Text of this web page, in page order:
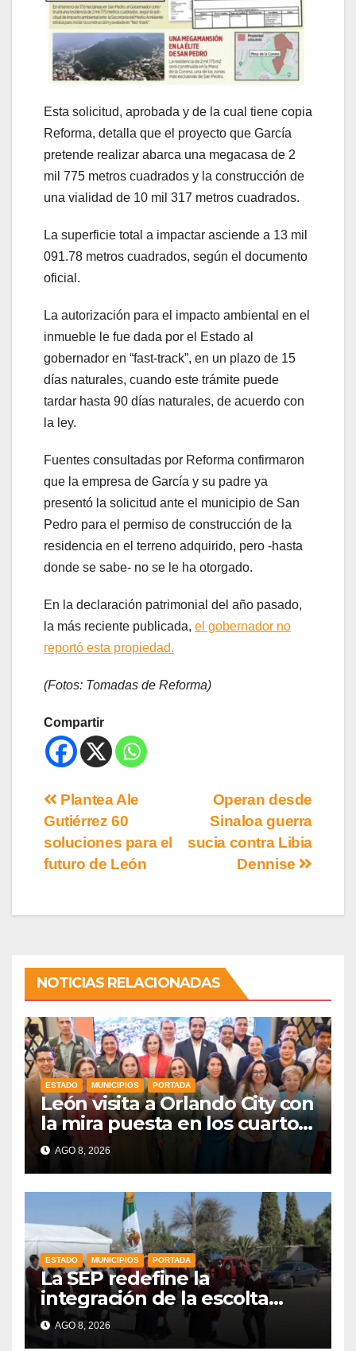
Esta solicitud, aprobada y de la cual tiene copia
Reforma, detalla que el proyecto que García
pretende realizar abarca una megacasa de 2
mil 775 metros cuadrados y la construcción de
una vialidad de 10 mil 317 metros cuadrados.
La superficie total a impactar asciende a 13 mil
091.78 metros cuadrados, según el documento
oficial.
La autorización para el impacto ambiental en el
inmueble le fue dada por el Estado al
gobernador en “fast-track”, en un plazo de 15
días naturales, cuando este trámite puede
tardar hasta 90 días naturales, de acuerdo con
la ley.
Fuentes consultadas por Reforma confirmaron
que la empresa de García y su padre ya
presentó la solicitud ante el municipio de San
Pedro para el permiso de construcción de la
residencia en el terreno adquirido, pero -hasta
donde se sabe- no se le ha otorgado.
En la declaración patrimonial del año pasado,
la más reciente publicada, el gobernador no
reportó esta propiedad.
(Fotos: Tomadas de Reforma)
Compartir
Operan desde
Sinaloa guerra
sucia contra Libia
Dennise
Plantea Ale
Gutiérrez 60
soluciones para el
futuro de León
NOTICIAS RELACIONADAS
ESTADO MUNICIPIOS PORTADA
León visita a Orlando City con
la mira puesta en los cuartos
de final
AGO 8, 2026
ESTADO MUNICIPIOS PORTADA
La SEP redefine la
integración de la escolta
escolar prioritando la
inclusión
AGO 8, 2026